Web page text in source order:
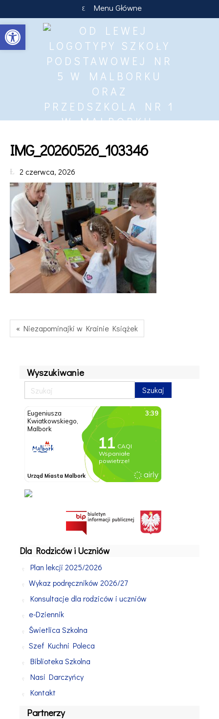
Otwórz pasek narzędzi
Menu Główne
IMG_20260526_103346
2 czerwca, 2026
« Niezapominajki w Krainie Książek
Wyszukiwanie
Dla Rodziców i Uczniów
Plan lekcji 2025/2026
Wykaz podręczników 2026/27
Konsultacje dla rodziców i uczniów
e-Dziennik
Świetlica Szkolna
Szef Kuchni Poleca
Biblioteka Szkolna
Nasi Darczyńcy
Kontakt
Partnerzy